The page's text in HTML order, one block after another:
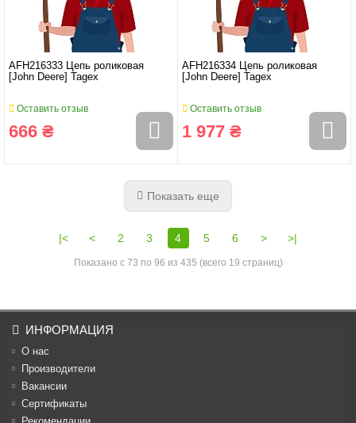
AFH216333 Цепь роликовая
[John Deere] Tagex
Оставить отзыв
666 ₴
AFH216334 Цепь роликовая
[John Deere] Tagex
Оставить отзыв
1 977 ₴
Показать еще
|< < 2 3 4 5 6 > >|
Показано с 73 по 96 из 435 (всего 19 страниц)
ИНФОРМАЦИЯ
О нас
Производители
Вакансии
Cертификаты